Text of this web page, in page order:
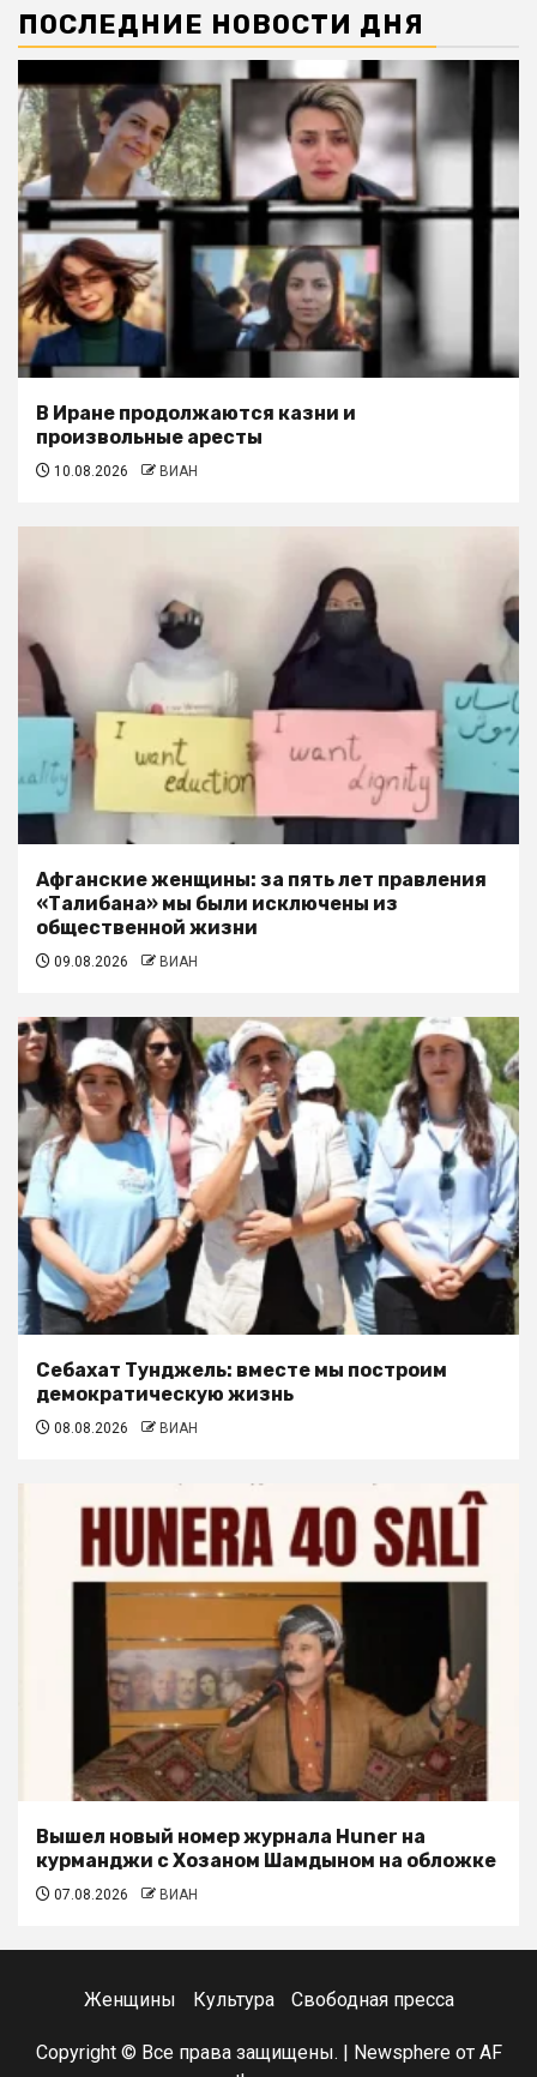
ПОСЛЕДНИЕ НОВОСТИ ДНЯ
В Иране продолжаются казни и
произвольные аресты
10.08.2026 ВИАН
Афганские женщины: за пять лет правления
«Талибана» мы были исключены из
общественной жизни
09.08.2026 ВИАН
Себахат Тунджель: вместе мы построим
демократическую жизнь
08.08.2026 ВИАН
Вышел новый номер журнала Huner на
курманджи с Хозаном Шамдыном на обложке
07.08.2026 ВИАН
Женщины Культура Свободная пресса
Copyright © Все права защищены. | Newsphereот AF